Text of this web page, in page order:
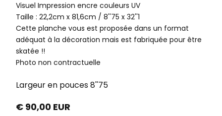
Visuel Impression encre couleurs UV
Taille : 22,2cm x 81,6cm‍ / 8''75 x 32''1
Cette planche vous est proposée dans un format
adéquat à la décoration mais est fabriquée pour être
skatée !!
Photo non contractuelle
Largeur en pouces8''75
€ 90,00 EUR